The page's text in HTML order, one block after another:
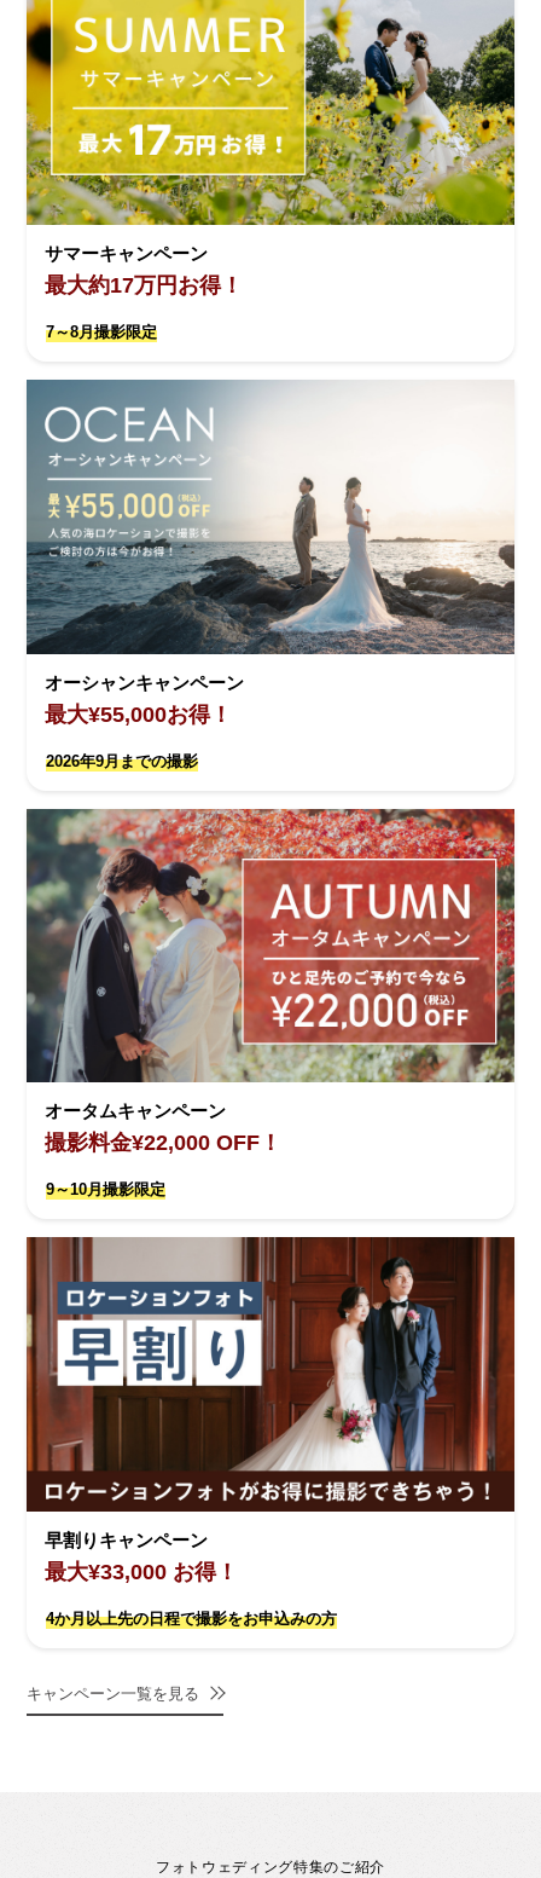
サマーキャンペーン
最大約17万円お得！
7～8月撮影限定
オーシャンキャンペーン
最大¥55,000お得！
2026年9月までの撮影
オータムキャンペーン
撮影料金¥22,000 OFF！
9～10月撮影限定
早割りキャンペーン
最大¥33,000 お得！
4か月以上先の日程で撮影をお申込みの方
キャンペーン一覧を見る
フォトウェディング特集のご紹介